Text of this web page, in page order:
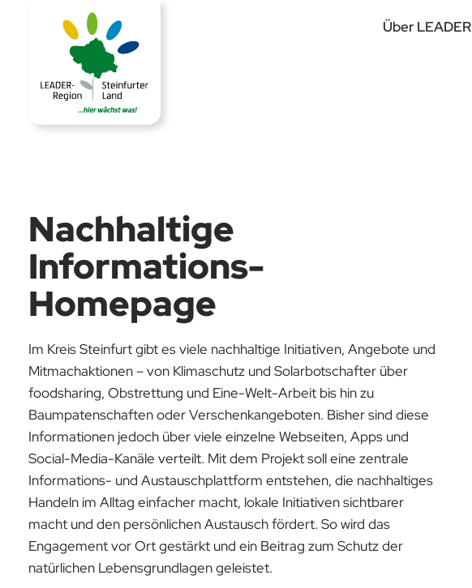
Über LEADER
Nachhaltige
Informations-
Homepage
Im Kreis Steinfurt gibt es viele nachhaltige Initiativen, Angebote und
Mitmachaktionen – von Klimaschutz und Solarbotschafter über
foodsharing, Obstrettung und Eine-Welt-Arbeit bis hin zu
Baumpatenschaften oder Verschenkangeboten. Bisher sind diese
Informationen jedoch über viele einzelne Webseiten, Apps und
Social-Media-Kanäle verteilt. Mit dem Projekt soll eine zentrale
Informations- und Austauschplattform entstehen, die nachhaltiges
Handeln im Alltag einfacher macht, lokale Initiativen sichtbarer
macht und den persönlichen Austausch fördert. So wird das
Engagement vor Ort gestärkt und ein Beitrag zum Schutz der
natürlichen Lebensgrundlagen geleistet.